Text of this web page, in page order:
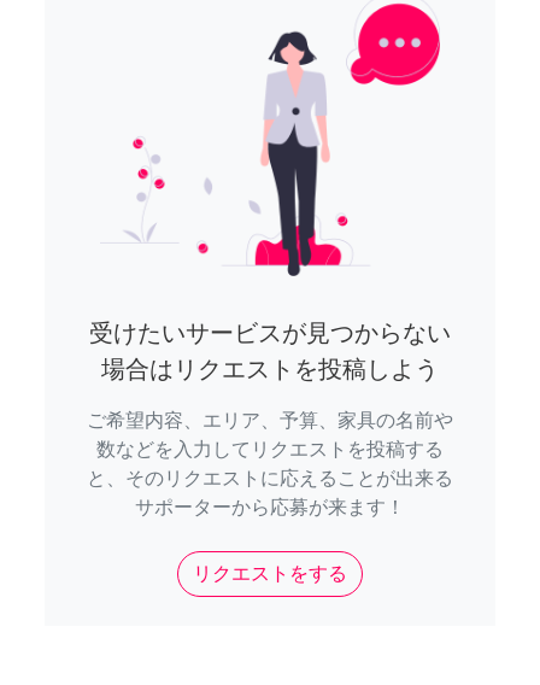
受けたいサービスが見つからない
場合はリクエストを投稿しよう
ご希望内容、エリア、予算、家具の名前や
数などを入力してリクエストを投稿する
と、そのリクエストに応えることが出来る
サポーターから応募が来ます！
リクエストをする